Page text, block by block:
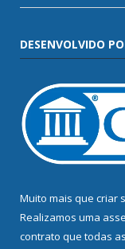
DESENVOLVIDO
Muito mais que criar
Realizamos uma
contrato que todas